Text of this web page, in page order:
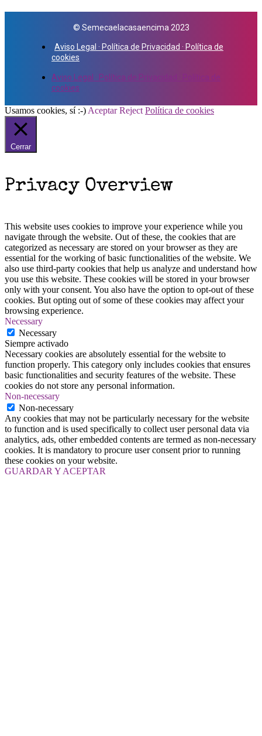
© Semecaelacasaencima 2023
Aviso Legal · Política de Privacidad · Política de
cookies
Aviso Legal · Política de Privacidad · Política de
cookies
Usamos cookies, sí :-) Aceptar Reject Política de cookies
Cerrar
Privacy Overview
This website uses cookies to improve your experience while you
navigate through the website. Out of these, the cookies that are
categorized as necessary are stored on your browser as they are
essential for the working of basic functionalities of the website. We
also use third-party cookies that help us analyze and understand how
you use this website. These cookies will be stored in your browser
only with your consent. You also have the option to opt-out of these
cookies. But opting out of some of these cookies may affect your
browsing experience.
Necessary
Necessary
Siempre activado
Necessary cookies are absolutely essential for the website to
function properly. This category only includes cookies that ensures
basic functionalities and security features of the website. These
cookies do not store any personal information.
Non-necessary
Non-necessary
Any cookies that may not be particularly necessary for the website
to function and is used specifically to collect user personal data via
analytics, ads, other embedded contents are termed as non-necessary
cookies. It is mandatory to procure user consent prior to running
these cookies on your website.
GUARDAR Y ACEPTAR